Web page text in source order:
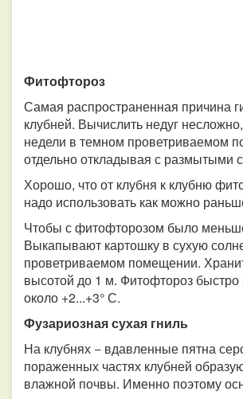
Фитофтороз
Самая распространенная причина
клубней. Вычислить недуг
недели в темном проветриваемом
отдельно откладывая с
Хорошо, что от клубня к клубню
надо использовать как можно
Чтобы с фитофторозом было
Выкапывают картошку в сухую
проветриваемом помещении.
высотой до 1 м. Фитофтороз
около +2...+3° С.
Фузариозная сухая гниль
На клубнях − вдавленные пятна
пораженных частях клубней
влажной почвы. Именно поэтому